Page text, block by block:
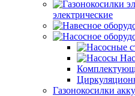
электрические
Газонокосилки